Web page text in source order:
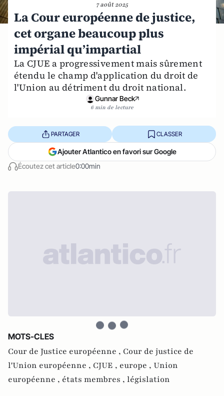
7 août 2025
La Cour européenne de justice,
cet organe beaucoup plus
impérial qu’impartial
La CJUE a progressivement mais sûrement
étendu le champ d'application du droit de
l'Union au détriment du droit national.
Gunnar Beck
6 min de lecture
Écoutez cet article0:00min
PARTAGER CLASSER
Ajouter Atlantico en favori sur Google
MOTS-CLES
Cour de Justice européenne , Cour de justice de
l'Union européenne , CJUE , europe , Union
européenne , états membres , législation